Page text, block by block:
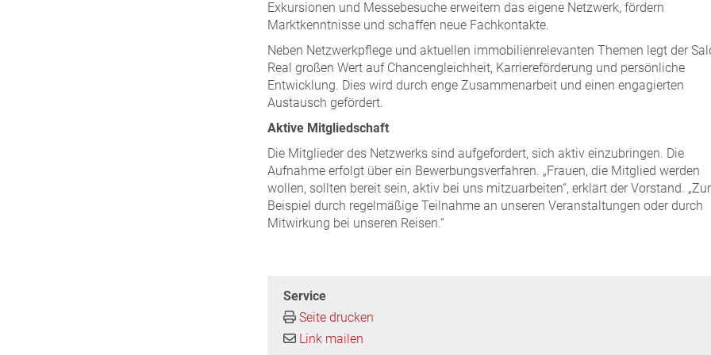
Exkursionen und Messebesuche erweitern das eigene Netzwerk, fördern
Marktkenntnisse und schaffen neue Fachkontakte.
Neben Netzwerkpflege und aktuellen immobilienrelevanten Themen legt der
Real großen Wert auf Chancengleichheit, Karriereförderung und persönliche
Entwicklung. Dies wird durch enge Zusammenarbeit und einen engagierten
Austausch gefördert.
Aktive Mitgliedschaft
Die Mitglieder des Netzwerks sind aufgefordert, sich aktiv einzubringen. Die
Aufnahme erfolgt über ein Bewerbungsverfahren. „Frauen, die Mitglied werden
wollen, sollten bereit sein, aktiv bei uns mitzuarbeiten“, erklärt der Vorstand.
Beispiel durch regelmäßige Teilnahme an unseren Veranstaltungen oder durch
Mitwirkung bei unseren Reisen.“
Service
Seite drucken
Link mailen